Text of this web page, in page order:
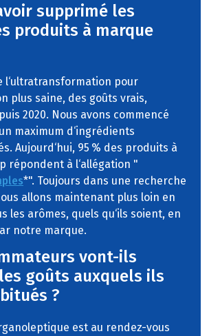
supprimé les
produits à marque
l‘ultratransformation pour
plus saine, des goûts vrais,
2020. Nous avons commencé
maximum d‘ingrédients
Aujourd‘hui, 95 % des produits à
répondent à l‘allégation "
*". Toujours dans une recherche
allons maintenant plus loin en
les arômes, quels qu‘ils soient, en
notre marque.
vont-ils
goûts auxquels ils
?
est au rendez-vous